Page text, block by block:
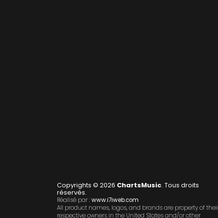
Copyrights © 2026 ChartsMusic. Tous droits
réservés.
Réalisé par :www.i7iweb.com
All product names, logos, and brands are property of
respective owners in the United States and/or other